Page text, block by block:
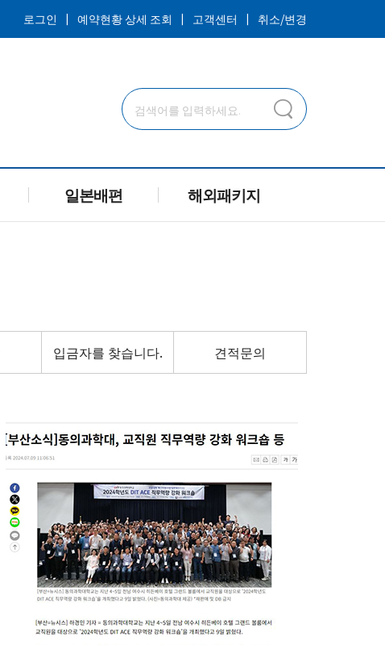
로그인 ㅣ 예약현황 상세 조회 ㅣ 고객센터 ㅣ 취소/변경
일본배편 해외패키지
입금자를 찾습니다. 견적문의